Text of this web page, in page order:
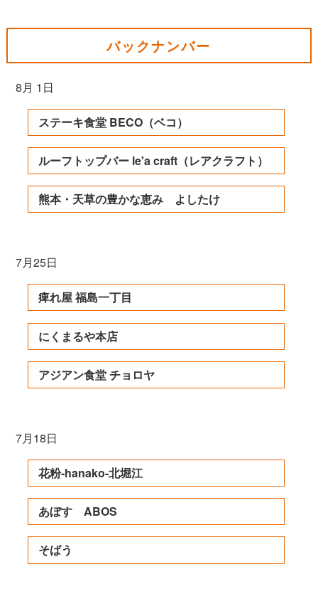
バックナンバー
8月 1日
ステーキ食堂 BECO（ベコ）
ルーフトップバー le'a craft（レアクラフト）
熊本・天草の豊かな恵み よしたけ
7月25日
痺れ屋 福島一丁目
にくまるや本店
アジアン食堂 チョロヤ
7月18日
花粉-hanako-北堀江
あぼす ABOS
そばう